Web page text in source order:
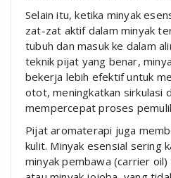
Selain itu, ketika minyak
zat-zat aktif dalam minyak
tubuh dan masuk ke dalam
teknik pijat yang benar,
bekerja lebih efektif untuk
otot, meningkatkan sirkulasi
mempercepat proses
Pijat aromaterapi juga
kulit. Minyak esensial sering
minyak pembawa (carrier